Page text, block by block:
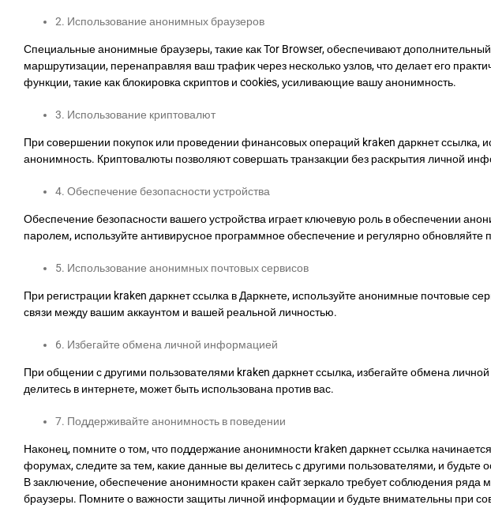
2. Использование анонимных браузеров
Специальные анонимные браузеры, такие как Tor Browser, обеспечивают
маршрутизации, перенаправляя ваш трафик через несколько узлов, что делает его
функции, такие как блокировка скриптов и cookies, усиливающие вашу анонимность.
3. Использование криптовалют
При совершении покупок или проведении финансовых операций kraken даркнет ссылка,
анонимность. Криптовалюты позволяют совершать транзакции без раскрытия личной
4. Обеспечение безопасности устройства
Обеспечение безопасности вашего устройства играет ключевую роль в обеспечении
паролем, используйте антивирусное программное обеспечение и регулярно
5. Использование анонимных почтовых сервисов
При регистрации kraken даркнет ссылка в Даркнете, используйте анонимные почтовые
связи между вашим аккаунтом и вашей реальной личностью.
6. Избегайте обмена личной информацией
При общении с другими пользователями kraken даркнет ссылка, избегайте обмена
делитесь в интернете, может быть использована против вас.
7. Поддерживайте анонимность в поведении
Наконец, помните о том, что поддержание анонимности kraken даркнет ссылка
форумах, следите за тем, какие данные вы делитесь с другими пользователями, и
В заключение, обеспечение анонимности кракен сайт зеркало требует соблюдения
браузеры. Помните о важности защиты личной информации и будьте внимательны при